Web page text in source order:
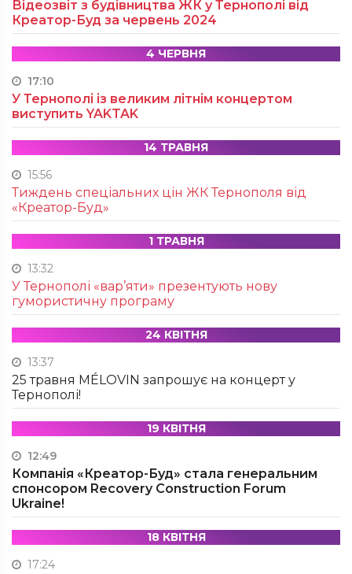
Відеозвіт з будівництва ЖК у Тернополі від
Креатор-Буд за червень 2024
4 ЧЕРВНЯ
17:10
У Тернополі із великим літнім концертом
виступить YAKTAK
14 ТРАВНЯ
15:56
Тиждень спеціальних цін ЖК Тернополя від
«Креатор-Буд»
1 ТРАВНЯ
13:32
У Тернополі «вар’яти» презентують нову
гумористичну програму
24 КВІТНЯ
13:37
25 травня MÉLOVIN запрошує на концерт у
Тернополі!
19 КВІТНЯ
12:49
Компанія «Креатор-Буд» стала генеральним
спонсором Recovery Construction Forum
Ukraine!
18 КВІТНЯ
17:24